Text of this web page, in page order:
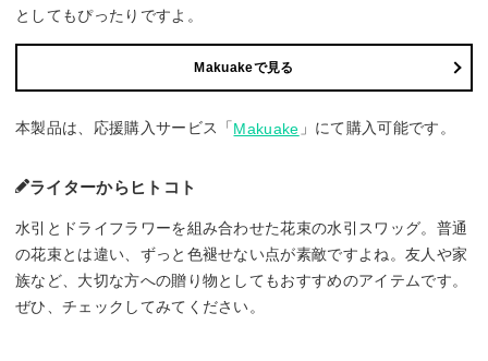
としてもぴったりですよ。
Makuakeで見る
本製品は、応援購入サービス「Makuake 」にて購入可能です。
ライターからヒトコト
水引とドライフラワーを組み合わせた花束の水引スワッグ。普通
の花束とは違い、ずっと色褪せない点が素敵ですよね。友人や家
族など、大切な方への贈り物としてもおすすめのアイテムです。
ぜひ、チェックしてみてください。